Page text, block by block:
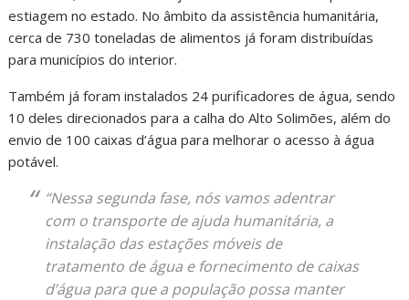
estiagem no estado. No âmbito da assistência humanitária,
cerca de 730 toneladas de alimentos já foram distribuídas
para municípios do interior.
Também já foram instalados 24 purificadores de água, sendo
10 deles direcionados para a calha do Alto Solimões, além do
envio de 100 caixas d’água para melhorar o acesso à água
potável.
“Nessa segunda fase, nós vamos adentrar
com o transporte de ajuda humanitária, a
instalação das estações móveis de
tratamento de água e fornecimento de caixas
d’água para que a população possa manter